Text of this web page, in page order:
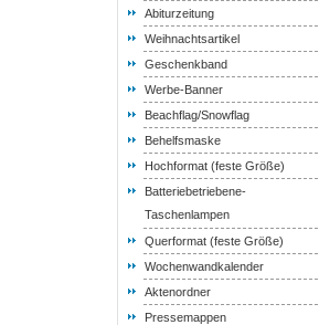
Abiturzeitung
Weihnachtsartikel
Geschenkband
Werbe-Banner
Beachflag/Snowflag
Behelfsmaske
Hochformat (feste Größe)
Batteriebetriebene-
Taschenlampen
Querformat (feste Größe)
Wochenwandkalender
Aktenordner
Pressemappen